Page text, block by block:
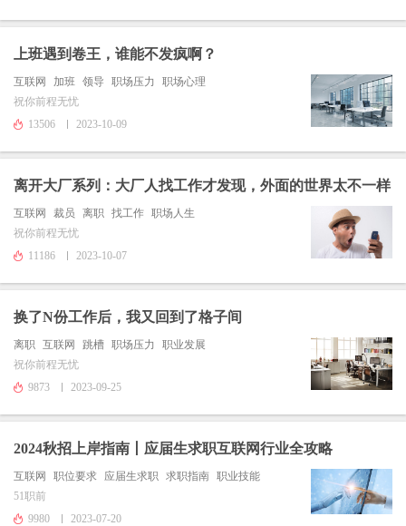
上班遇到卷王，谁能不发疯啊？
互联网 加班 领导 职场压力
职场心理
祝你前程无忧
13506
2023-10-09
离开大厂系列：大厂人找工作才发现，外面的世界太不一样
互联网 裁员 离职 找工作 职场人生
祝你前程无忧
11186
2023-10-07
换了N份工作后，我又回到了格子间
离职 互联网 跳槽 职场压力
职业发展
祝你前程无忧
9873
2023-09-25
2024秋招上岸指南丨应届生求职互联网行业全攻略
互联网 职位要求 应届生求职 求职指南 职业技能
51职前
9980
2023-07-20